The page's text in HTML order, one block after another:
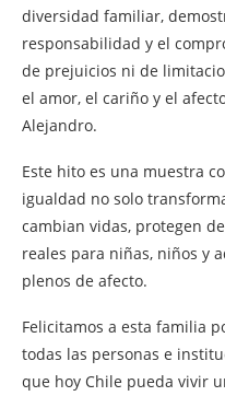
diversidad familiar,
responsabilidad y el
de prejuicios ni de
el amor, el cariño y el
Alejandro.
Este hito es una muestra
igualdad no solo
cambian vidas, protegen
reales para niñas, niños y
plenos de afecto.
Felicitamos a esta familia
todas las personas e
que hoy Chile pueda vivir